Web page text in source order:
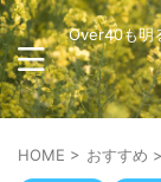
Over40も明
HOME > おすすめ >